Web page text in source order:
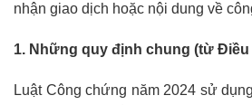
nhận giao dịch hoặc nội dung về
1. Những quy định chung (từ Điều
Luật Công chứng năm 2024 sử